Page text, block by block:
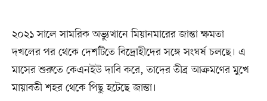
২০২১ সালে সামরিক অভ্যুত্থানে মিয়ানমারের জান্তা ক্ষমতা
দখলের পর থেকে দেশটিতে বিদ্রোহীদের সঙ্গে সংঘর্ষ চলছে। এ
মাসের শুরুতে কেএনইউ দাবি করে, তাদের তীব্র আক্রমণের মুখে
মায়াবতী শহর থেকে পিছু হটেছে জান্তা।